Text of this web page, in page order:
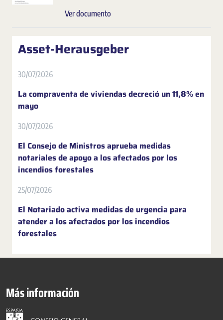
Ver documento
Asset-Herausgeber
30/07/2026
La compraventa de viviendas decreció un 11,8% en
mayo
30/07/2026
El Consejo de Ministros aprueba medidas
notariales de apoyo a los afectados por los
incendios forestales
25/07/2026
El Notariado activa medidas de urgencia para
atender a los afectados por los incendios
forestales
Más información